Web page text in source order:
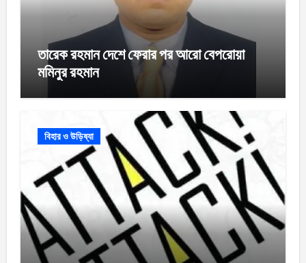
তারেক রহমান দেশে ফেরার পর আরো বেপরোয়া
মমিনুর রহমান
বিহার ও উড়িষ্যা